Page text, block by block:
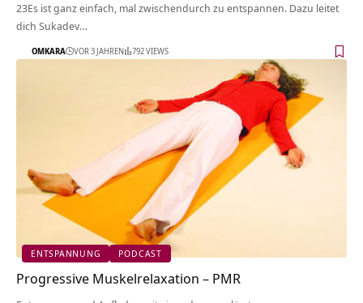
23Es ist ganz einfach, mal zwischendurch zu entspannen. Dazu leitet
dich Sukadev…
OMKARA VOR 3 JAHREN 792 VIEWS
ENTSPANNUNG PODCAST
Progressive Muskelrelaxation – PMR